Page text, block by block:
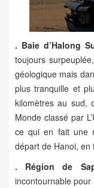
. Baie d’Halong
toujours
géologique mais
plus tranquille et
kilomètres au sud,
Monde classé par
ce qui en fait une
départ de Hanoi, en
. Région de
incontournable